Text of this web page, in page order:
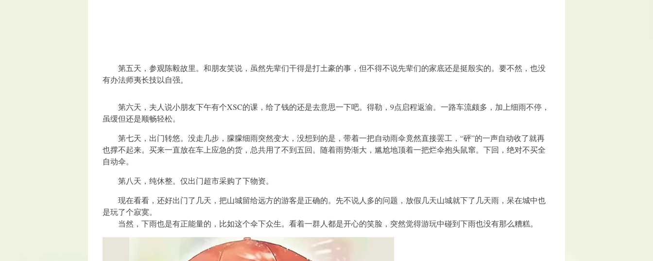
第五天，参观陈毅故里。和朋友笑说，虽然先辈们干得是打土豪的事，但不得不说先辈们的家底还是挺殷实的。要不然，也没
有办法师夷长技以自强。
第六天，夫人说小朋友下午有个XSC的课，给了钱的还是去意思一下吧。得勒，9点启程返渝。一路车流颇多，加上细雨不停，
虽缓但还是顺畅轻松。
第七天，出门转悠。没走几步，朦朦细雨突然变大，没想到的是，带着一把自动雨伞竟然直接罢工，“砰”的一声自动收了就再
也撑不起来。买来一直放在车上应急的货，总共用了不到五回。随着雨势渐大，尴尬地顶着一把烂伞抱头鼠窜。下回，绝对不买全
自动伞。
第八天，纯休整。仅出门超市采购了下物资。
现在看看，还好出门了几天，把山城留给远方的游客是正确的。先不说人多的问题，放假几天山城就下了几天雨，呆在城中也
是玩了个寂寞。
当然，下雨也是有正能量的，比如这个伞下众生。看着一群人都是开心的笑脸，突然觉得游玩中碰到下雨也没有那么糟糕。